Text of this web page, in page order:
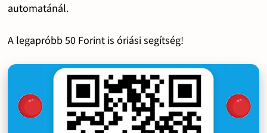
automatánál.
A legapróbb 50 Forint is óriási segítség!